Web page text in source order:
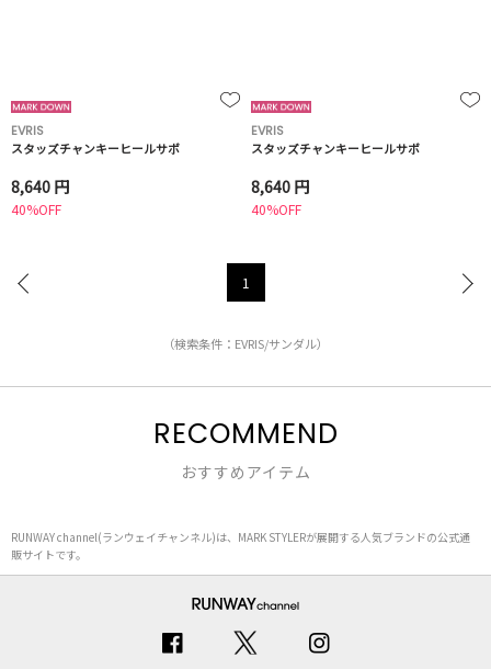
EVRIS
スタッズチャンキーヒールサボ
8,640 円
40%OFF
EVRIS
スタッズチャンキーヒールサボ
8,640 円
40%OFF
1
（検索条件：EVRIS/サンダル）
RECOMMEND
おすすめアイテム
RUNWAY channel(ランウェイチャンネル)は、MARK STYLERが展開する人気ブランドの公式通
販サイトです。